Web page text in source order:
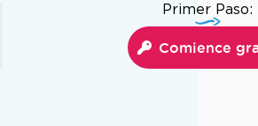
Primer Paso:
Comience